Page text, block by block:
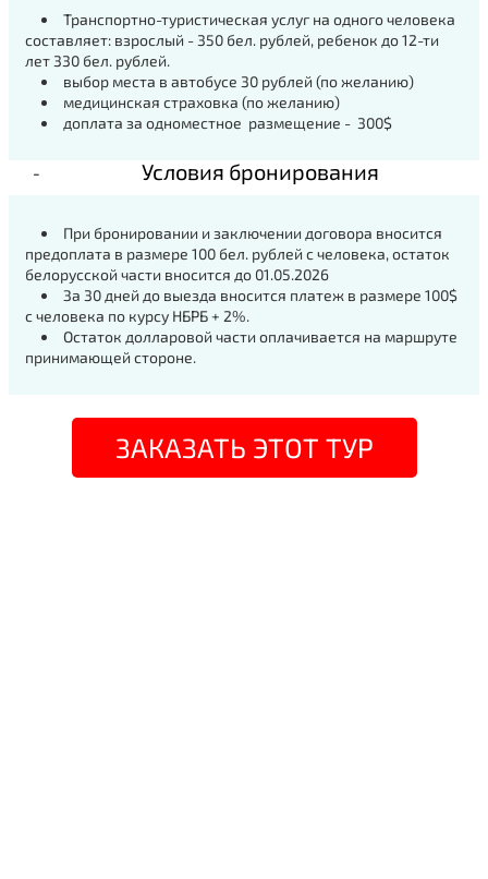
Транспортно-туристическая услуг на одного человека
составляет: взрослый - 350 бел. рублей, ребенок до 12-ти
лет 330 бел. рублей.
выбор места в автобусе 30 рублей (по желанию)
медицинская страховка (по желанию)
доплата за одноместное размещение - 300$
Условия бронирования
При бронировании и заключении договора вносится
предоплата в размере 100 бел. рублей с человека, остаток
белорусской части вносится до 01.05.2026
За 30 дней до выезда вносится платеж в размере 100$
с человека по курсу НБРБ + 2%.
Остаток долларовой части оплачивается на маршруте
принимающей стороне.
ЗАКАЗАТЬ ЭТОТ ТУР